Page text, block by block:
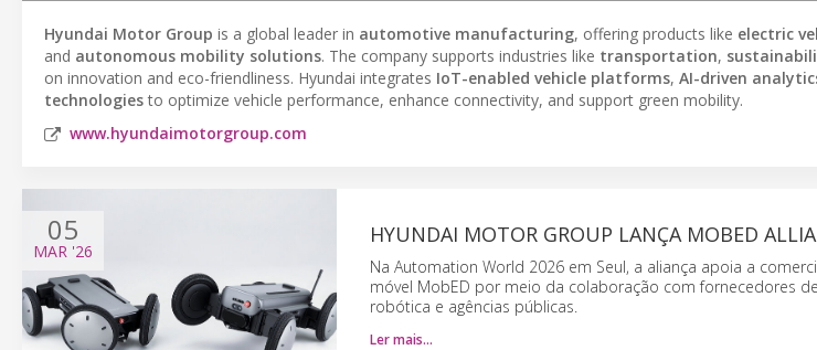
Hyundai Motor Group is a global leader in automotive manufacturing, offering products like electric
and autonomous mobility solutions. The company supports industries like transportation,
on innovation and eco-friendliness. Hyundai integrates IoT-enabled vehicle platforms, AI-driven
technologiesto optimize vehicle performance, enhance connectivity, and support green mobility.
www.hyundaimotorgroup.com
05
MAR '26
HYUNDAI MOTOR GROUP LANÇA MOBED
Na Automation World 2026 em Seul, a aliança apoia a
móvel MobED por meio da colaboração com fornecedores
robótica e agências públicas.
Ler mais…